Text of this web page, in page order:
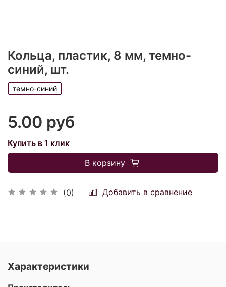
Кольца, пластик, 8 мм, темно-
синий, шт.
(0) Добавить в сравнение
темно-синий
5.00 руб
Купить в 1 клик
В корзину
Характеристики